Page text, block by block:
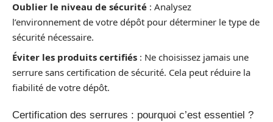
Oublier le niveau de sécurité : Analysez
l’environnement de votre dépôt pour déterminer le type de
sécurité nécessaire.
Éviter les produits certifiés : Ne choisissez jamais une
serrure sans certification de sécurité. Cela peut réduire la
fiabilité de votre dépôt.
Certification des serrures : pourquoi c’est essentiel ?